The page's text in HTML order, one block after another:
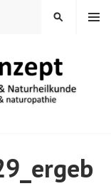
MENÜ
SUCHEN